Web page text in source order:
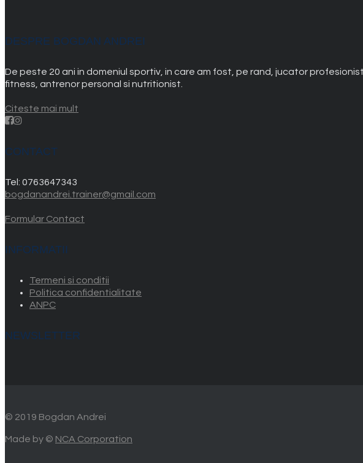
DESPRE BOGDAN ANDREI
De peste 20 ani in domeniul sportiv, in care am fost, pe rand, jucator
fitness, antrenor personal si nutritionist.
Citeste mai mult
CONTACT
Tel: 0763647343
bogdanandrei.trainer@gmail.com
Formular Contact
INFORMATII
Termeni si conditii
Politica confidentialitate
ANPC
NEWSLETTER
© 2019 Bogdan Andrei
Made by © NCA Corporation